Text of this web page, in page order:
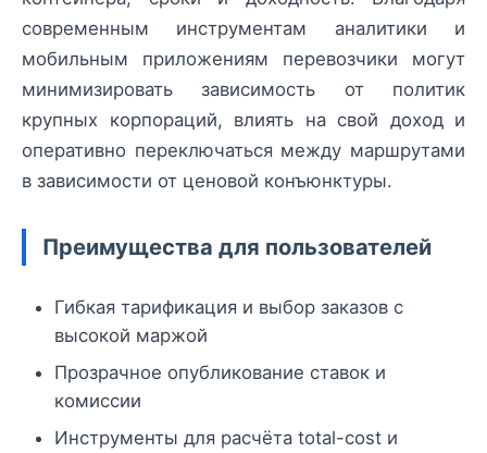
современным инструментам аналитики и
мобильным приложениям перевозчики могут
минимизировать зависимость от политик
крупных корпораций, влиять на свой доход и
оперативно переключаться между маршрутами
в зависимости от ценовой конъюнктуры.
Преимущества для пользователей
Гибкая тарификация и выбор заказов с
высокой маржой
Прозрачное опубликование ставок и
комиссии
Инструменты для расчёта total-cost и